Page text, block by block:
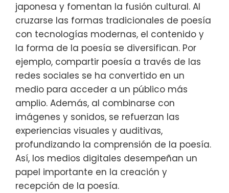
japonesa y fomentan la fusión cultural. Al
cruzarse las formas tradicionales de poesía
con tecnologías modernas, el contenido y
la forma de la poesía se diversifican. Por
ejemplo, compartir poesía a través de las
redes sociales se ha convertido en un
medio para acceder a un público más
amplio. Además, al combinarse con
imágenes y sonidos, se refuerzan las
experiencias visuales y auditivas,
profundizando la comprensión de la poesía.
Así, los medios digitales desempeñan un
papel importante en la creación y
recepción de la poesía.